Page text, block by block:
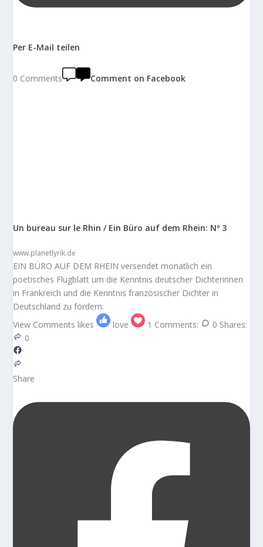
Per E-Mail teilen
0 Comments Comment on Facebook
Un bureau sur le Rhin / Ein Büro auf dem Rhein: Nº 3
www.planetlyrik.de
EIN BÜRO AUF DEM RHEIN versendet monatlich ein
poetisches Flugblatt um die Kenntnis deutscher Dichterinnen
in Frankreich und die Kenntnis französischer Dichter in
Deutschland zu fördern.
View Comments likes love 1 Comments: 0 Shares:
0
Share